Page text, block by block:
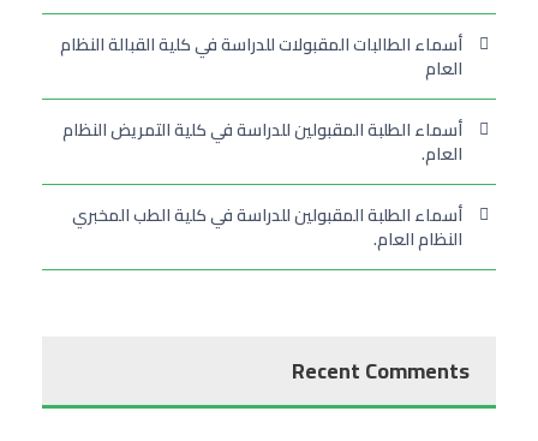
أسماء الطالبات المقبولات للدراسة في كلية القبالة النظام
العام
أسماء الطلبة المقبولين للدراسة في كلية التمريض النظام
العام.
أسماء الطلبة المقبولين للدراسة في كلية الطب المخبري
النظام العام.
Recent Comments